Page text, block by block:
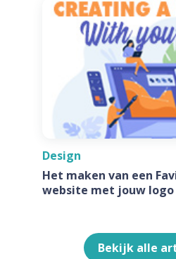
Design
Het maken van een
website met jouw logo
Bekijk alle